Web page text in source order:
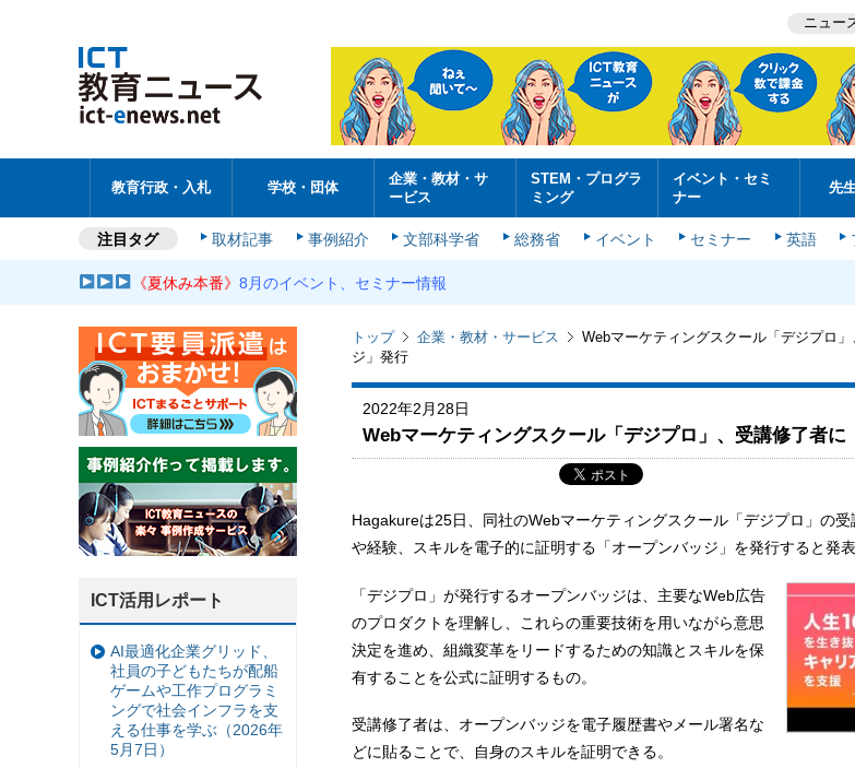
ニュー
教育行政・入札 学校・団体
企業・教材・サ
ービス
STEM・プログラ
ミング
イベント・セミ
ナー
先
注目タグ 取材記事 事例紹介 文部科学省 総務省 イベント セミナー 英語
《夏休み本番》8月のイベント、セミナー情報
トップ 企業・教材・サービス
Webマーケティングスクール「デジプロ
ジ」発行
2022年2月28日
Webマーケティングスクール「デジプロ」、受講修了者に
Hagakureは25日、同社のWebマーケティングスクール「デジプロ」の
や経験、スキルを電子的に証明する「オープンバッジ」を発行すると発表
「デジプロ」が発行するオープンバッジは、主要なWeb広告
のプロダクトを理解し、これらの重要技術を用いながら意思
決定を進め、組織変革をリードするための知識とスキルを保
有することを公式に証明するもの。
受講修了者は、オープンバッジを電子履歴書やメール署名な
どに貼ることで、自身のスキルを証明できる。
ICT活用レポート
AI最適化企業グリッド、
社員の子どもたちが配船
ゲームや工作プログラミ
ングで社会インフラを支
える仕事を学ぶ（2026年
5月7日）